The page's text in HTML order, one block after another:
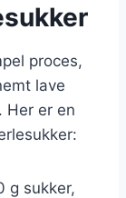
proces,
lave
Her er en
g sukker,